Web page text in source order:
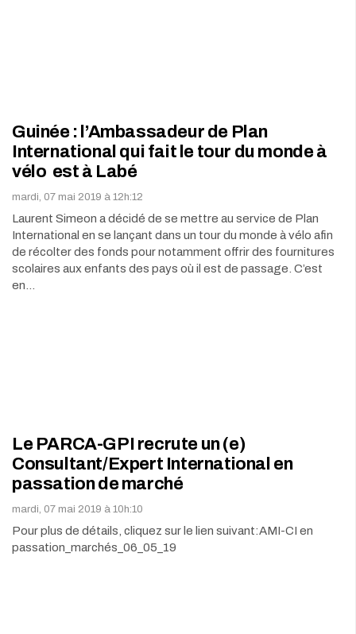
Guinée : l’Ambassadeur de Plan
International qui fait le tour du monde à
vélo est à Labé
mardi, 07 mai 2019 à 12h:12
Laurent Simeon a décidé de se mettre au service de Plan
International en se lançant dans un tour du monde à vélo afin
de récolter des fonds pour notamment offrir des fournitures
scolaires aux enfants des pays où il est de passage. C’est
en…
Le PARCA-GPI recrute un (e)
Consultant/Expert International en
passation de marché
mardi, 07 mai 2019 à 10h:10
Pour plus de détails, cliquez sur le lien suivant:AMI-CI en
passation_marchés_06_05_19